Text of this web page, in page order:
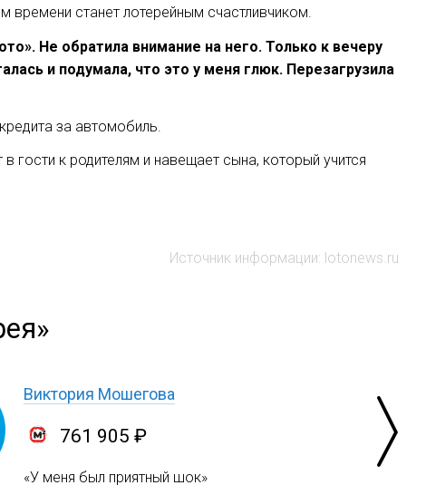
станет лотерейным счастливчиком.
Не обратила внимание на него. Только к вечеру
и подумала, что это у меня глюк. Перезагрузила
за автомобиль.
гости к родителям и навещает сына, который учится
Источник информации: lotonews.ru
Виктория Мошегова
761 905 ₽
«У меня был приятный шок»